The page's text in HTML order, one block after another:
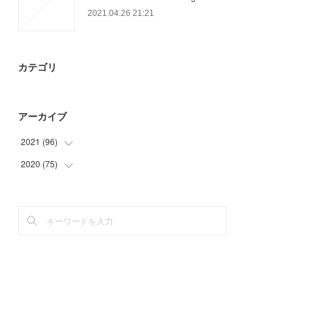
2021.04.26 21:21
カテゴリ
アーカイブ
2021 (96)
(2
(
2020 (75)
(